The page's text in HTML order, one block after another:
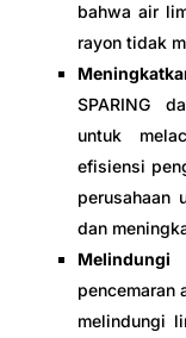
bahwa air
rayon tidak
SPARING
untuk
efisiensi
perusahaan
dan
Melindungi
pencemaran
melindungi